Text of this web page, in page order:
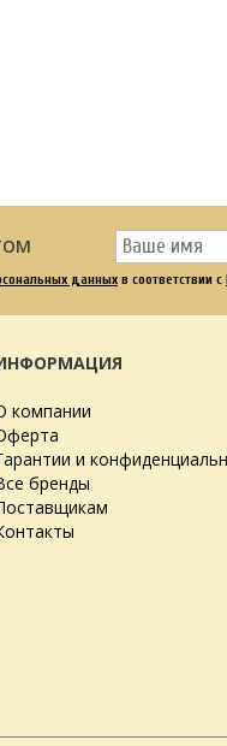
данных в соответствии с
компании
и
бренды